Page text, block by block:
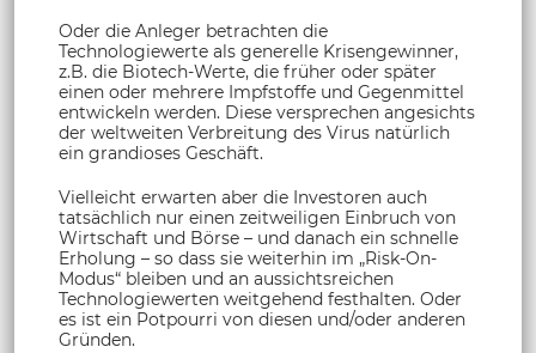
Oder die Anleger betrachten die
Technologiewerte als generelle Krisengewinner,
z.B. die Biotech-Werte, die früher oder später
einen oder mehrere Impfstoffe und Gegenmittel
entwickeln werden. Diese versprechen angesichts
der weltweiten Verbreitung des Virus natürlich
ein grandioses Geschäft.
Vielleicht erwarten aber die Investoren auch
tatsächlich nur einen zeitweiligen Einbruch von
Wirtschaft und Börse – und danach ein schnelle
Erholung – so dass sie weiterhin im „Risk-On-
Modus“ bleiben und an aussichtsreichen
Technologiewerten weitgehend festhalten. Oder
es ist ein Potpourri von diesen und/oder anderen
Gründen.